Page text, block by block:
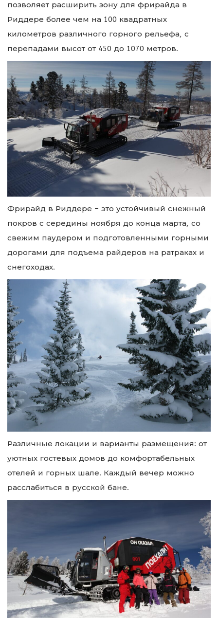
позволяет расширить зону для фрирайда в
Риддере более чем на 100 квадратных
километров различного горного рельефа, с
перепадами высот от 450 до 1070 метров.
Фрирайд в Риддере – это устойчивый снежный
покров с середины ноября до конца марта, со
свежим паудером и подготовленными горными
дорогами для подъема райдеров на ратраках и
снегоходах.
Различные локации и варианты размещения: от
уютных гостевых домов до комфортабельных
отелей и горных шале. Каждый вечер можно
расслабиться в русской бане.